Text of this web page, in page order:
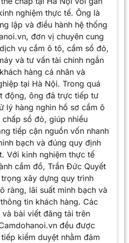
nghiệm thực tế. Ông là
lập và điều hành hệ thống
đơn vị chuyên cung
vụ cầm ô tô, cầm sổ đỏ,
và tư vấn tài chính ngắn
hàng cá nhân và
tại Hà Nội. Trong quá
động, ông đã trực tiếp tư
lý hàng nghìn hồ sơ cầm ô
chấp sổ đỏ, giúp nhiều
tiếp cận nguồn vốn nhanh
bạch và đúng quy định
Với kinh nghiệm thực tế
cầm đồ, Trần Đức Quyết
trọng xây dựng quy trình
ràng, lãi suất minh bạch và
tin khách hàng. Các
và bài viết đăng tải trên
đều được
kiểm duyệt nhằm đảm